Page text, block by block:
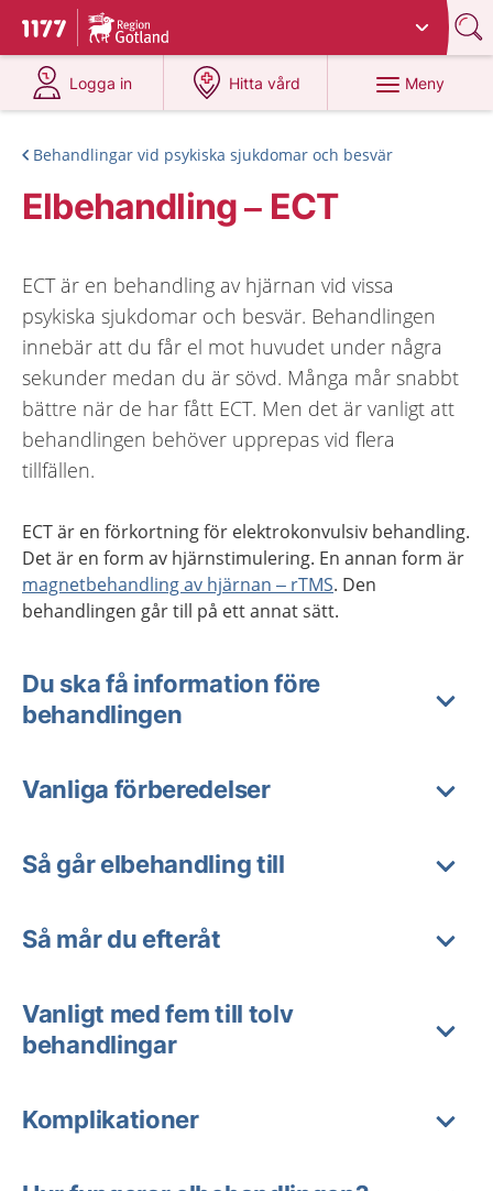
Till startsidan för 1177
Du har valt region
Logga in
på 1177.se
Hitta vård
på 1177.se
Meny
Behandlingar vid psykiska sjukdomar och besvär
Elbehandling – ECT
ECT är en behandling av hjärnan vid vissa
psykiska sjukdomar och besvär. Behandlingen
innebär att du får el mot huvudet under några
sekunder medan du är sövd. Många mår snabbt
bättre när de har fått ECT. Men det är vanligt att
behandlingen behöver upprepas vid flera
tillfällen.
ECT är en förkortning för elektrokonvulsiv behandling.
Det är en form av hjärnstimulering. En annan form är
magnetbehandling av hjärnan – rTMS. Den
behandlingen går till på ett annat sätt.
Du ska få information före
behandlingen
Vanliga förberedelser
Så går elbehandling till
Så mår du efteråt
Vanligt med fem till tolv
behandlingar
Komplikationer